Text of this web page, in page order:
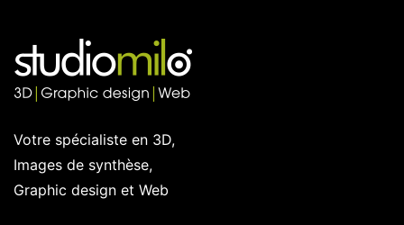
Votre spécialiste en 3D,
Images de synthèse,
Graphic design et Web